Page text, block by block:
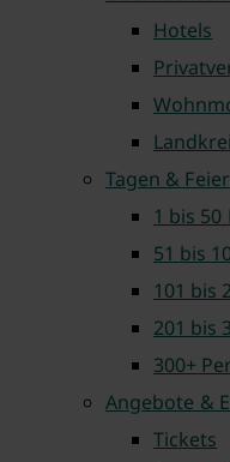
Hotels
Tagen &
1 bis
51 bis
101 bis
201 bis
300+
Angebote &
Tickets